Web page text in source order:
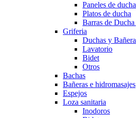
Paneles de ducha
Platos de ducha
Barras de
Griferia
Duchas y
Lavatorio
Bidet
Otros
Bachas
Bañeras e hidromasajes
Espejos
Loza sanitaria
Inodoros